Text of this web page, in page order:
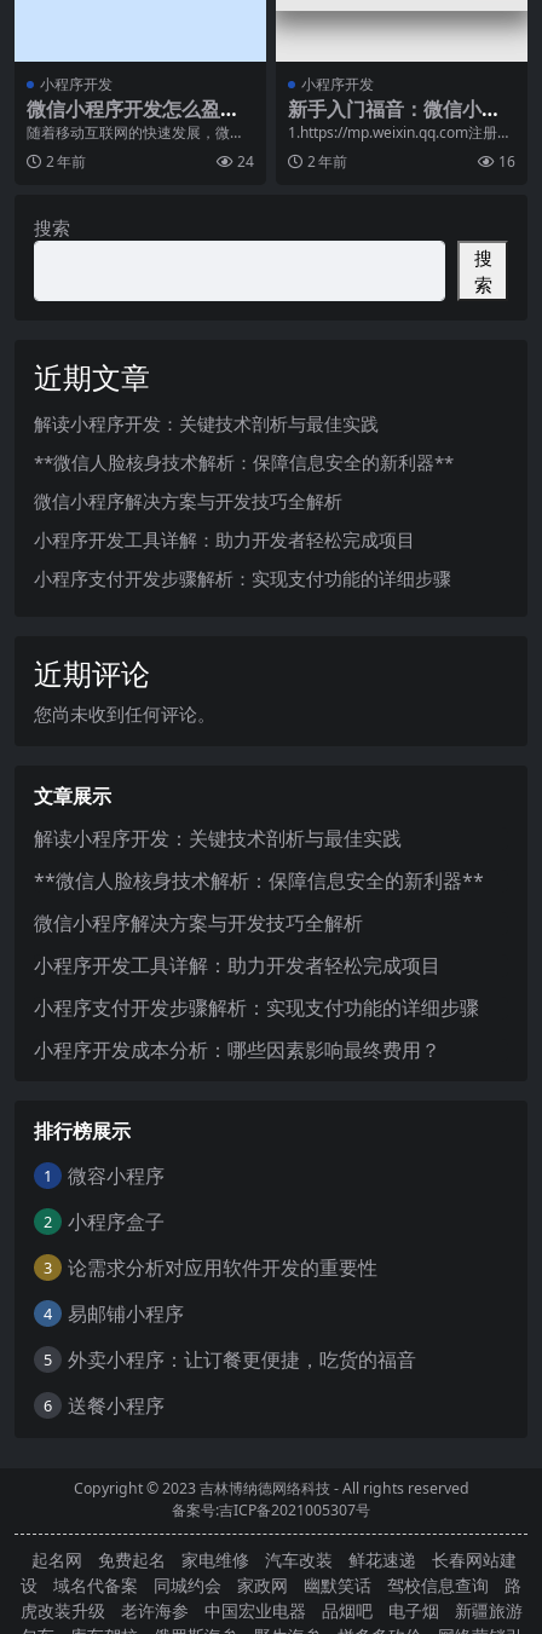
小程序开发
微信小程序开发怎么盈
利？5大盈利模式总结
随着移动互联网的快速发展，微信
小程序已经成为了各行各业的热门
应用。在长春这个充满
2 年前 24
小程序开发
新手入门福音：微信小程
序试水体验过程
1.https://mp.weixin.qq.com注册一
个公众号，成为开发者，
2 年前 16
搜索
搜
索
近期文章
解读小程序开发：关键技术剖析与最佳实践
**微信人脸核身技术解析：保障信息安全的新利器**
微信小程序解决方案与开发技巧全解析
小程序开发工具详解：助力开发者轻松完成项目
小程序支付开发步骤解析：实现支付功能的详细步骤
近期评论
您尚未收到任何评论。
文章展示
解读小程序开发：关键技术剖析与最佳实践
**微信人脸核身技术解析：保障信息安全的新利器**
微信小程序解决方案与开发技巧全解析
小程序开发工具详解：助力开发者轻松完成项目
小程序支付开发步骤解析：实现支付功能的详细步骤
小程序开发成本分析：哪些因素影响最终费用？
排行榜展示
1 微容小程序
2 小程序盒子
3 论需求分析对应用软件开发的重要性
4 易邮铺小程序
5 外卖小程序：让订餐更便捷，吃货的福音
6 送餐小程序
Copyright © 2023吉林博纳德网络科技- All rights reserved
备案号:吉ICP备2021005307号
起名网 免费起名 家电维修 汽车改装 鲜花速递
长春网站建
设
域名代备案 同城约会 家政网 幽默笑话 驾校信息查询
路
虎改装升级
老许海参 中国宏业电器 品烟吧 电子烟
新疆旅游